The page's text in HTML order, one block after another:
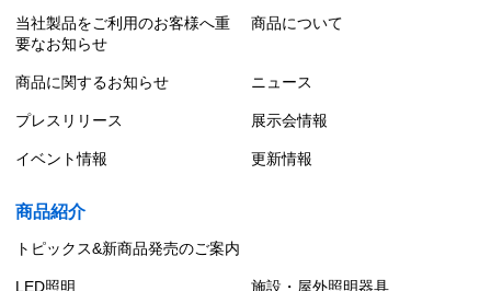
当社製品をご利用のお客様へ重
要なお知らせ
商品について
商品に関するお知らせ ニュース
プレスリリース 展示会情報
イベント情報 更新情報
商品紹介
トピックス&新商品発売のご案内
LED照明 施設・屋外照明器具